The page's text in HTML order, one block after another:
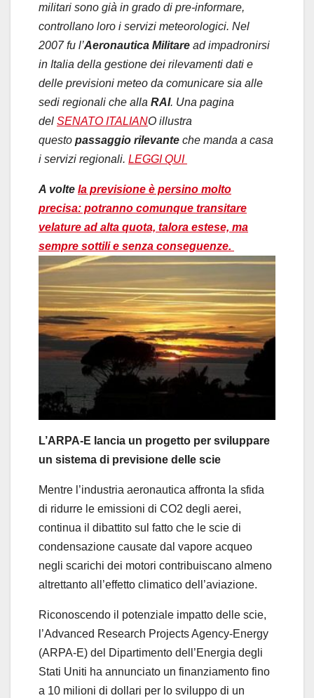
militari sono già in grado di pre-informare,
controllano loro i servizi meteorologici. Nel
2007 fu l’Aeronautica Militare ad impadronirsi
in Italia della gestione dei rilevamenti dati e
delle previsioni meteo da comunicare sia alle
sedi regionali che alla RAI. Una pagina
del SENATO ITALIANO illustra
questo passaggio rilevante che manda a casa
i servizi regionali. LEGGI QUI
A volte la previsione è persino molto
precisa: potranno comunque transitare
velature ad alta quota, talora estese, ma
sempre sottili e senza conseguenze.
L’ARPA-E lancia un progetto per sviluppare
un sistema di previsione delle scie
Mentre l’industria aeronautica affronta la sfida
di ridurre le emissioni di CO2 degli aerei,
continua il dibattito sul fatto che le scie di
condensazione causate dal vapore acqueo
negli scarichi dei motori contribuiscano almeno
altrettanto all’effetto climatico dell’aviazione.
Riconoscendo il potenziale impatto delle scie,
l’Advanced Research Projects Agency-Energy
(ARPA-E) del Dipartimento dell’Energia degli
Stati Uniti ha annunciato un finanziamento fino
a 10 milioni di dollari per lo sviluppo di un